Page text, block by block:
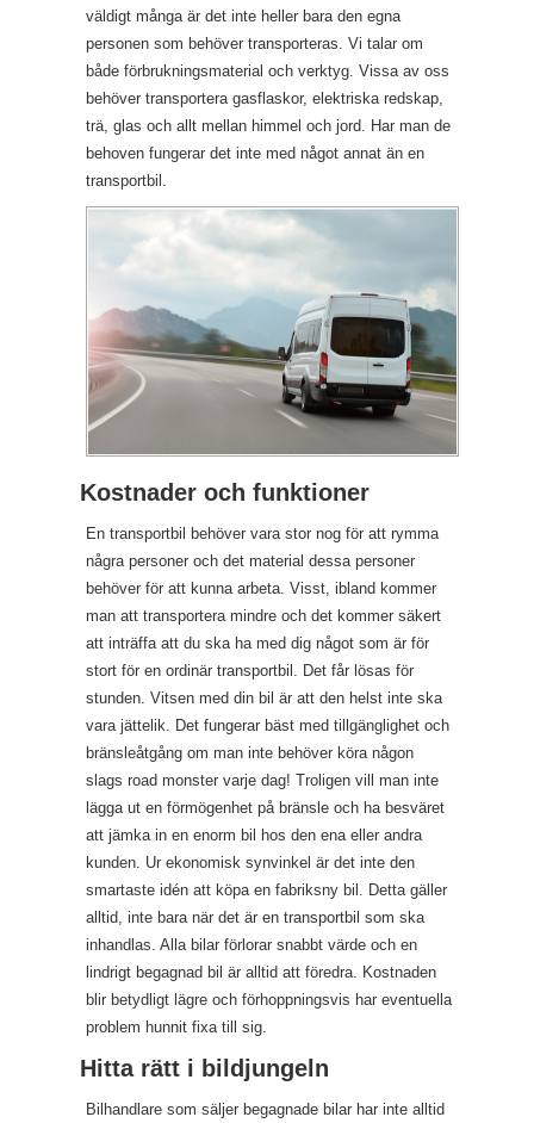
väldigt många är det inte heller bara den egna
personen som behöver transporteras. Vi talar om
både förbrukningsmaterial och verktyg. Vissa av oss
behöver transportera gasflaskor, elektriska redskap,
trä, glas och allt mellan himmel och jord. Har man de
behoven fungerar det inte med något annat än en
transportbil.
Kostnader och funktioner
En transportbil behöver vara stor nog för att rymma
några personer och det material dessa personer
behöver för att kunna arbeta. Visst, ibland kommer
man att transportera mindre och det kommer säkert
att inträffa att du ska ha med dig något som är för
stort för en ordinär transportbil. Det får lösas för
stunden. Vitsen med din bil är att den helst inte ska
vara jättelik. Det fungerar bäst med tillgänglighet och
bränsleåtgång om man inte behöver köra någon
slags road monster varje dag! Troligen vill man inte
lägga ut en förmögenhet på bränsle och ha besväret
att jämka in en enorm bil hos den ena eller andra
kunden. Ur ekonomisk synvinkel är det inte den
smartaste idén att köpa en fabriksny bil. Detta gäller
alltid, inte bara när det är en transportbil som ska
inhandlas. Alla bilar förlorar snabbt värde och en
lindrigt begagnad bil är alltid att föredra. Kostnaden
blir betydligt lägre och förhoppningsvis har eventuella
problem hunnit fixa till sig.
Hitta rätt i bildjungeln
Bilhandlare som säljer begagnade bilar har inte alltid